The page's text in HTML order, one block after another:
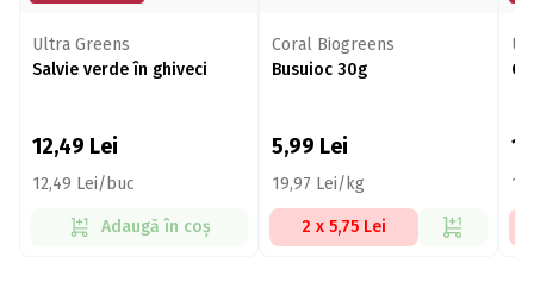
Ultra Greens
Salvie verde în ghiveci
12,49 Lei
12,49 Lei/buc
Adaugă în coș
Coral Biogreens
Busuioc 30g
5,99 Lei
19,97 Lei/kg
2 x 5,75 Lei